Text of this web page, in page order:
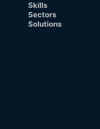
Skills
Sectors
Solutions